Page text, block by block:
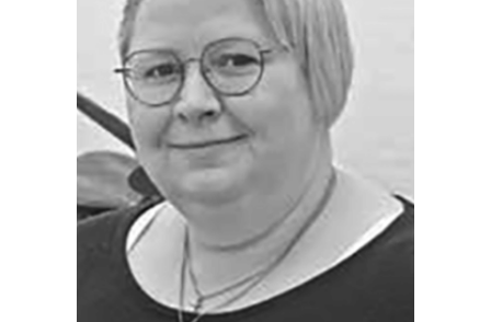
REGIONEN
ORTE